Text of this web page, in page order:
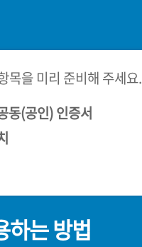
목을 미리 준비해 주세요.
동(공인) 인증서
하는 방법